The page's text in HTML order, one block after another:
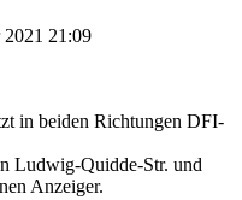
21:09
in beiden Richtungen DFI-
Ludwig-Quidde-Str. und
Anzeiger.